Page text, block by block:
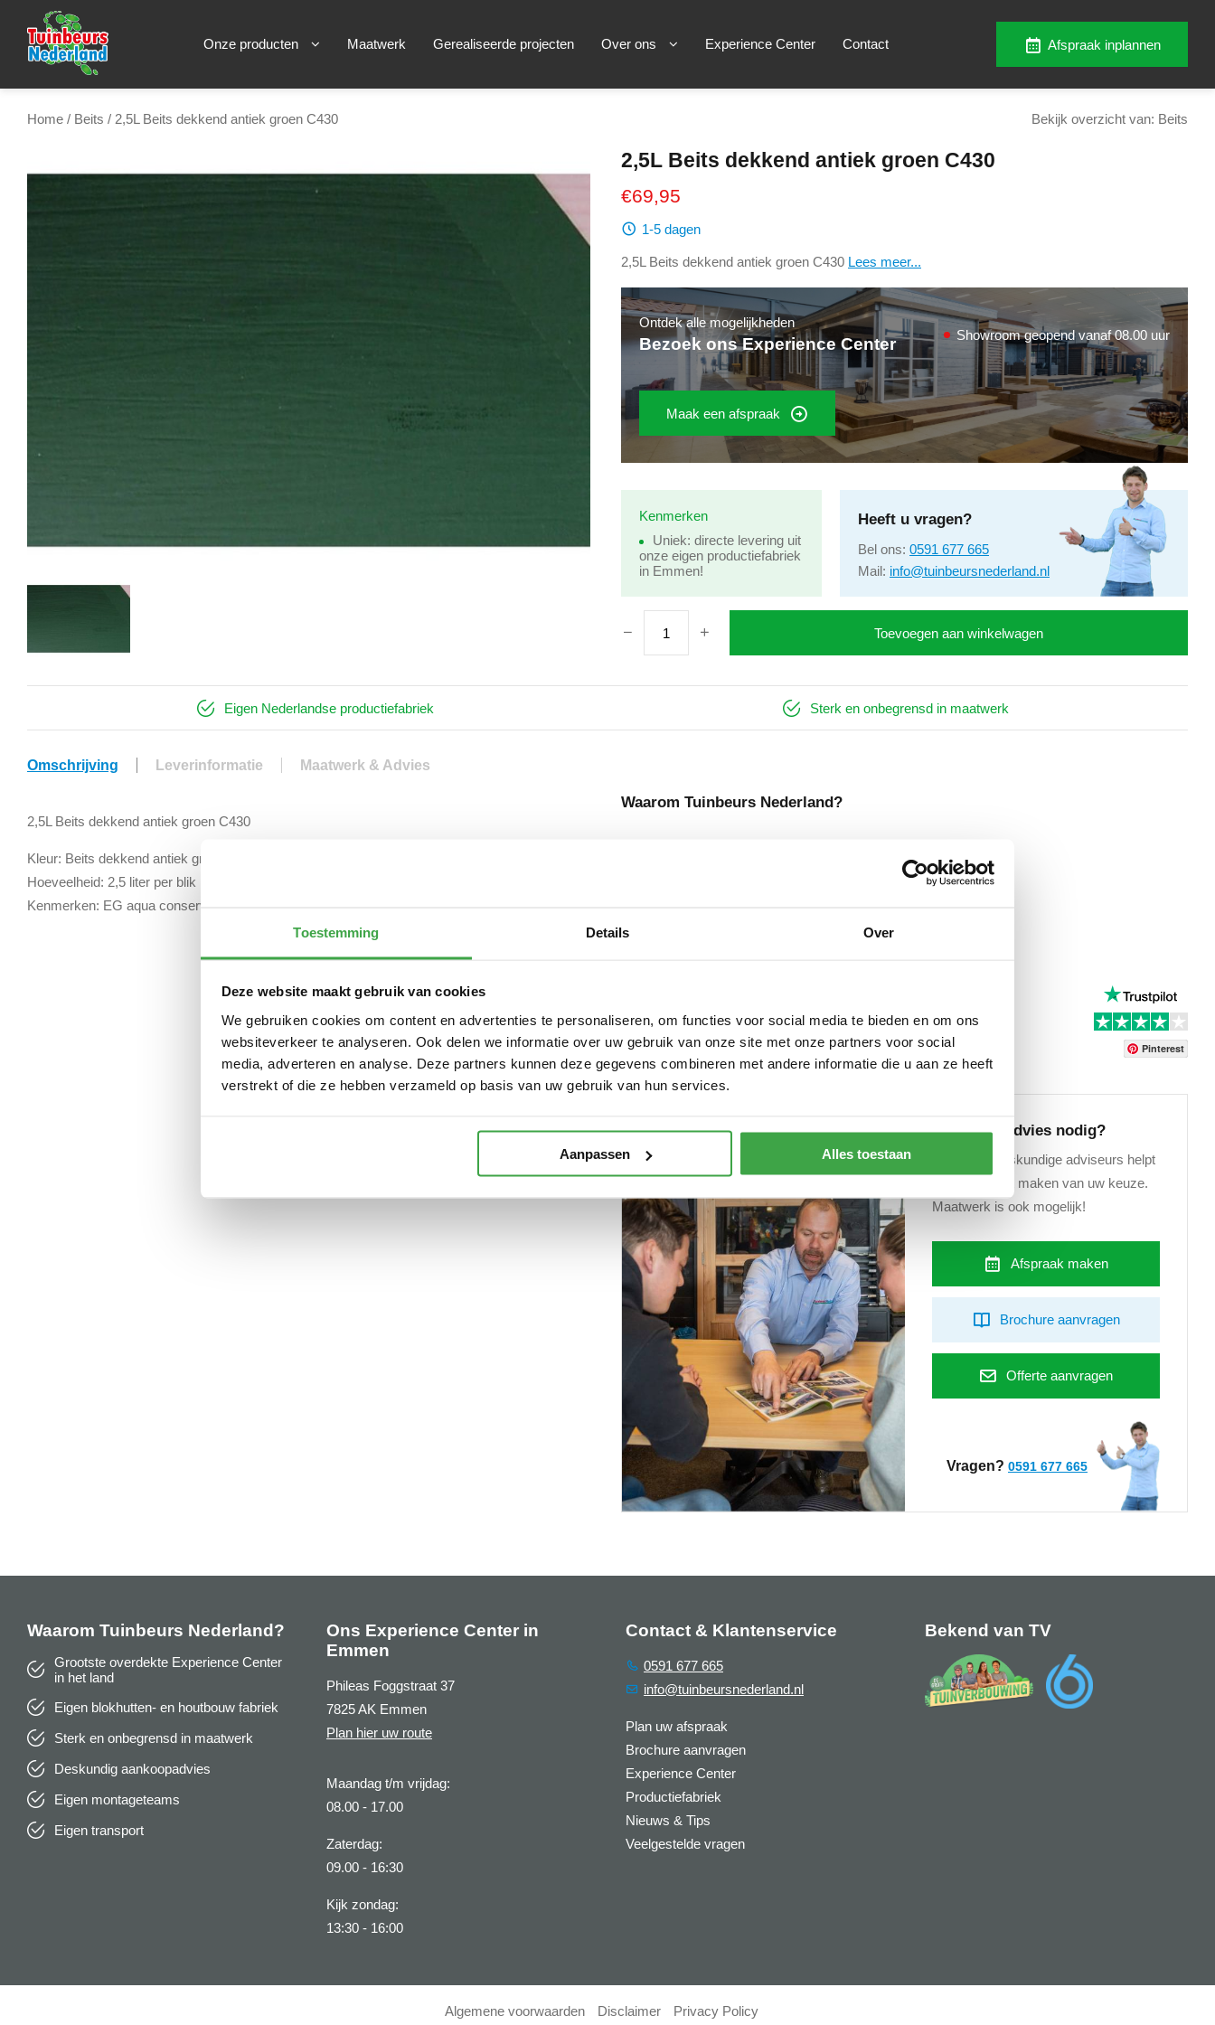
Toestemming Details Over
Deze website maakt gebruik van cookies
We gebruiken cookies om content en advertenties te personaliseren, om functies voor social media te bieden en om ons
websiteverkeer te analyseren. Ook delen we informatie over uw gebruik van onze site met onze partners voor social
media, adverteren en analyse. Deze partners kunnen deze gegevens combineren met andere informatie die u aan ze heeft
verstrekt of die ze hebben verzameld op basis van uw gebruik van hun services.
Aanpassen Alles toestaan
Onze producten Maatwerk Gerealiseerde projecten Over ons Experience Center Contact Afspraak inplannen
Home / Beits / 2,5L Beits dekkend antiek groen C430 Bekijk overzicht van: Beits
2,5L Beits dekkend antiek groen C430
€69,95
1-5 dagen
2,5L Beits dekkend antiek groen C430 Lees meer...
Ontdek alle mogelijkheden
Bezoek ons Experience Center Showroom geopend vanaf 08.00 uur
Maak een afspraak
Kenmerken
Uniek: directe levering uit
onze eigen productiefabriek
in Emmen!
Heeft u vragen?
Bel ons: 0591 677 665
Mail: info@tuinbeursnederland.nl
Toevoegen aan winkelwagen
Eigen Nederlandse productiefabriek Sterk en onbegrensd in maatwerk
Omschrijving Leverinformatie Maatwerk & Advies
2,5L Beits dekkend antiek groen C430
Kleur: Beits dekkend antiek groen C430
Hoeveelheid: 2,5 liter per blik
Kenmerken: EG aqua conserveerbeits
Waarom Tuinbeurs Nederland?
Grootste overdekte showroom van Nederland
Eigen inmeet- en montageservice
Pinterest
Maatwerk advies nodig?
Ons team deskundige adviseurs helpt
u graag bij het maken van uw keuze.
Maatwerk is ook mogelijk!
Afspraak maken
Brochure aanvragen
Offerte aanvragen
Vragen? 0591 677 665
Waarom Tuinbeurs Nederland?
Grootste overdekte Experience Center
in het land
Eigen blokhutten- en houtbouw fabriek
Sterk en onbegrensd in maatwerk
Deskundig aankoopadvies
Eigen montageteams
Eigen transport
Ons Experience Center in
Emmen
Phileas Foggstraat 37
7825 AK Emmen
Plan hier uw route
Maandag t/m vrijdag:
08.00 - 17.00
Zaterdag:
09.00 - 16:30
Kijk zondag:
13:30 - 16:00
Contact & Klantenservice
0591 677 665
info@tuinbeursnederland.nl
Plan uw afspraak
Brochure aanvragen
Experience Center
Productiefabriek
Nieuws & Tips
Veelgestelde vragen
Bekend van TV
Algemene voorwaarden Disclaimer Privacy Policy